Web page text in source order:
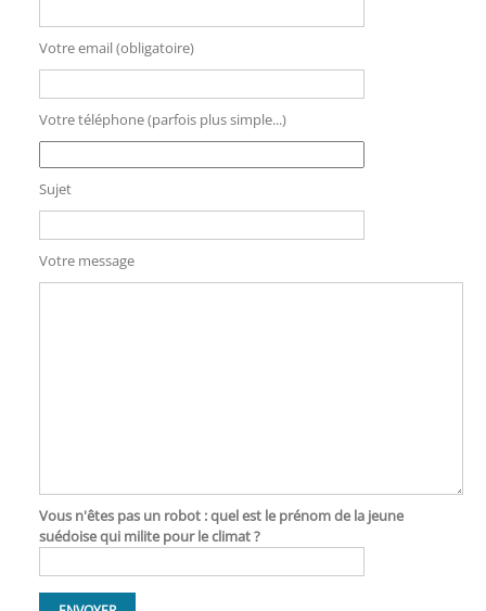
Votre email (obligatoire)
Votre téléphone (parfois plus simple...)
Sujet
Votre message
Vous n'êtes pas un robot : quel est le prénom de la jeune
suédoise qui milite pour le climat ?